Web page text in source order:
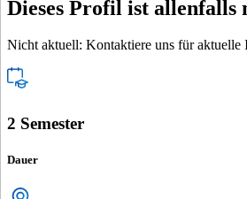
Dieses Profil ist allenfalls
Nicht aktuell: Kontaktiere uns für aktuelle
2 Semester
Dauer